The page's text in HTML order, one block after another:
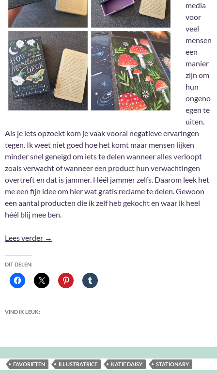
media
voor
veel
mensen
een
manier
zijn om
hun
ongeno
egen te
uiten.
Als je iets opzoekt kom je vaak vooral negatieve ervaringen
tegen. Ik weet niet goed hoe het komt maar mensen lijken
minder snel geneigd om iets te delen wanneer alles verloopt
zoals verwacht of wanneer een product hun verwachtingen
overtreft en dat is jammer. Héél jammer zelfs. Daarom leek het
me een fijn idee om hier wat gratis reclame te delen. Gewoon
een aantal producten die ik zelf heb gekocht en waar ik heel
héél blij mee ben.
Lees verder Reclame zonder sponsoring: Katie Daisy
→
DIT DELEN:
VIND IK LEUK:
FAVORIETEN ILLUSTRATRICE KATIE DAISY STATIONARY